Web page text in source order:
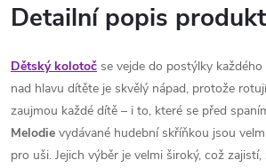
Detailní popis
Dětský kolotoč se vejde do postýlky
nad hlavu dítěte je skvělý nápad, protože
zaujmou každé dítě – i to, které se před
Melodie vydávané hudební skříňkou jsou
pro uši. Jejich výběr je velmi široký, což